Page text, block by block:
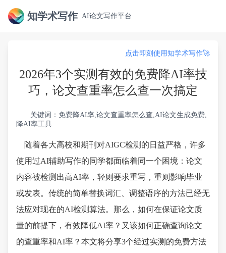
知学术写作 AI论文写作平台
点击即刻使用知学术写作🚀
2026年3个实测有效的免费降AI率技
巧，论文查重率怎么查一次搞定
关键词：免费降AI率,论文查重率怎么查,AI论文生成免费,
降AI率工具
随着各大高校和期刊对AIGC检测的日益严格，许多
使用过AI辅助写作的同学都面临着同一个困境：论文
内容被检测出高AI率，轻则要求重写，重则影响毕业
或发表。传统的简单替换词汇、调整语序的方法已经无
法应对现在的AI检测算法。那么，如何在保证论文质
量的前提下，有效降低AI率？又该如何正确查询论文
的查重率和AI率？本文将分享3个经过实测的免费方法